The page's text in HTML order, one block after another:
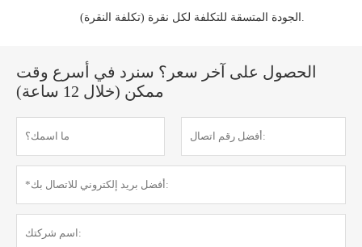
الجودة المتسقة للتكلفة لكل نقرة (تكلفة النقرة).
الحصول على آخر سعر؟ سنرد في أسرع وقت
ممكن (خلال 12 ساعة)